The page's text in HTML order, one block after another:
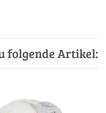
folgende Artikel: